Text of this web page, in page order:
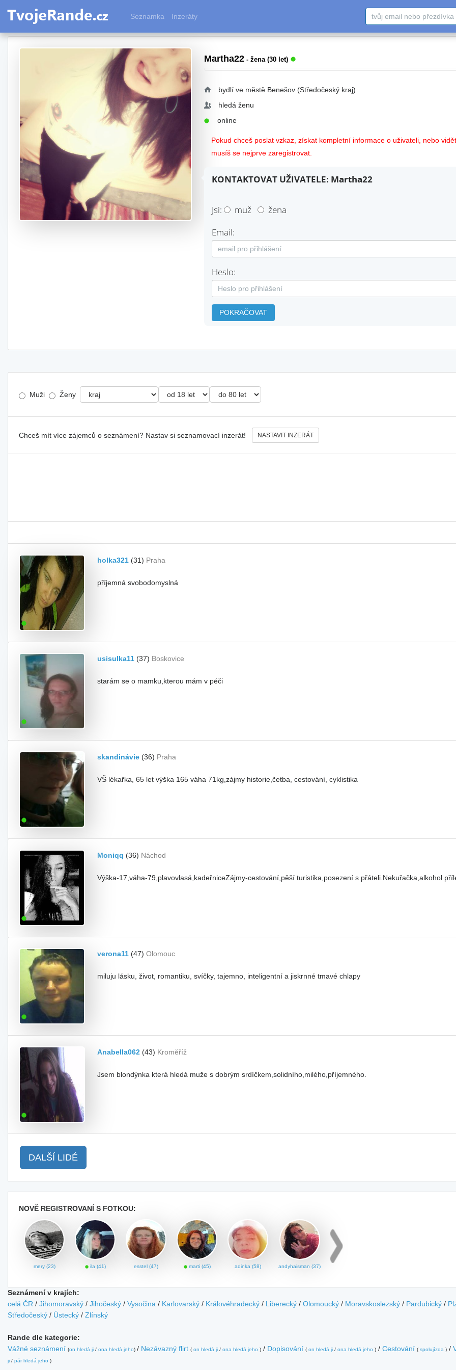
Seznamka Inzeráty
Martha22 - žena (30 let)
bydlí ve městě Benešov (Středočeský kraj)
hledá ženu
online
Pokud chceš poslat vzkaz, získat kompletní informace o uživateli, nebo
musíš se nejprve zaregistrovat.
KONTAKTOVAT UŽIVATELE: Martha22
Jsi: muž
žena
Email:
Heslo:
POKRAČOVAT
Muži Ženy
Chceš mít více zájemců o seznámení? Nastav si seznamovací inzerát! NASTAVIT INZERÁT
holka321 (31) Praha
příjemná svobodomyslná
usisulka11 (37) Boskovice
starám se o mamku,kterou mám v péči
skandinávie (36) Praha
VŠ lékařka, 65 let výška 165 váha 71kg,zájmy historie,četba, cestování, cyklistika
Moniqq (36) Náchod
Výška-17,váha-79,plavovlasá,kadeřniceZájmy-cestování,pěší turistika,posezení s přáteli.Nekuřačka,alkohol
verona11 (47) Olomouc
miluju lásku, život, romantiku, svíčky, tajemno, inteligentní a jiskrnné tmavé chlapy
Anabella062 (43) Kroměříž
Jsem blondýnka která hledá muže s dobrým srdíčkem,solidního,milého,příjemného.
DALŠÍ LIDÉ
NOVĚ REGISTROVANÍ S FOTKOU:
mery (23) ila (41) esstel (47) marti (45) adinka (58) andyhaisman (37)
Seznámení v krajích:
celá ČR / Jihomoravský / Jihočeský / Vysočina / Karlovarský / Královéhradecký / Liberecký / Olomoucký / Moravskoslezský / Pardubický /
Středočeský / Ústecký / Zlínský
Rande dle kategorie:
Vážné seznámení (on hledá ji / ona hledá jeho) / Nezávazný flirt ( on hledá ji / ona hledá jeho ) / Dopisování ( on hledá ji / ona hledá jeho ) / Cestování ( spolujízda ) /
ji / pár hledá jeho )